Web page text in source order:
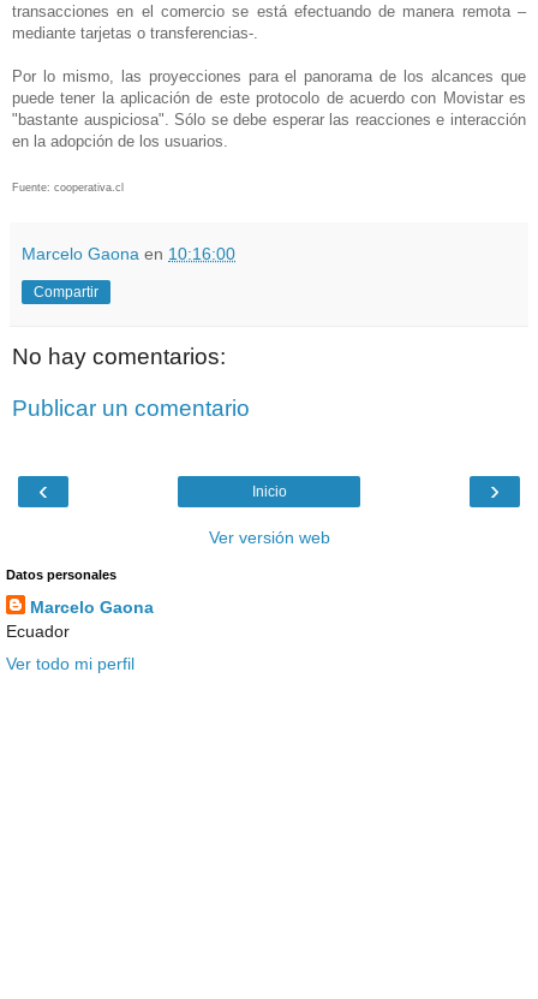
transacciones en el comercio se está efectuando de manera remota –
mediante tarjetas o transferencias-.
Por lo mismo, las proyecciones para el panorama de los alcances que
puede tener la aplicación de este protocolo de acuerdo con Movistar es
"bastante auspiciosa". Sólo se debe esperar las reacciones e interacción
en la adopción de los usuarios.
Fuente: cooperativa.cl
Marcelo Gaona en 10:16:00
Compartir
No hay comentarios:
Publicar un comentario
‹ ›
Inicio
Ver versión web
Datos personales
Marcelo Gaona
Ecuador
Ver todo mi perfil